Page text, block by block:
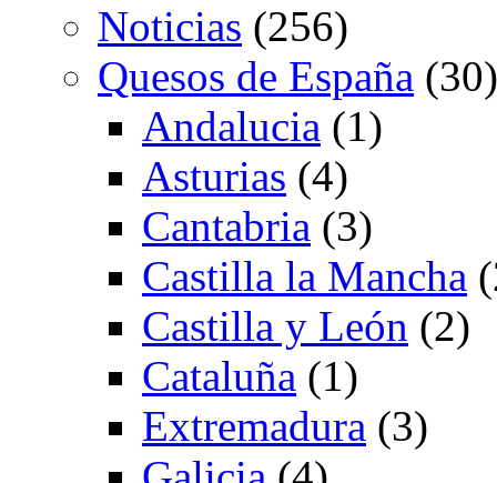
Noticias (256)
Quesos de España (30)
Andalucia (1)
Asturias (4)
Cantabria (3)
Castilla la Mancha
Castilla y León (2)
Cataluña (1)
Extremadura (3)